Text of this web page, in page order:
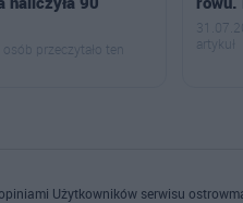
przeczytało ten
artykuł
Użytkowników serwisu